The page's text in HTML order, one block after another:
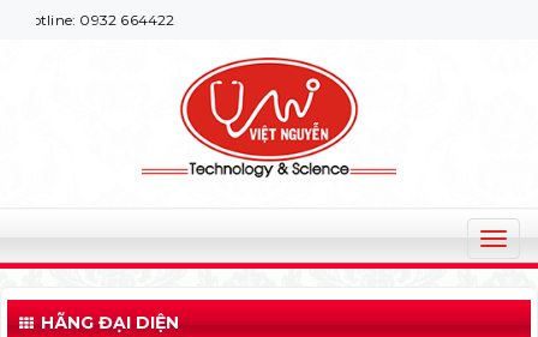
0932 664422
T
o
g
HÃNG ĐẠI DIỆN